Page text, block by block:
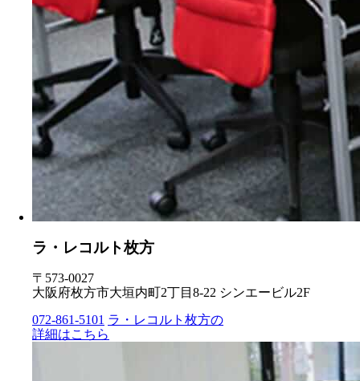
ラ・レコルト枚方
〒573-0027
大阪府枚方市大垣内町2丁目8-22 シンエービル2F
072-861-5101 ラ・レコルト枚方の
詳細はこちら